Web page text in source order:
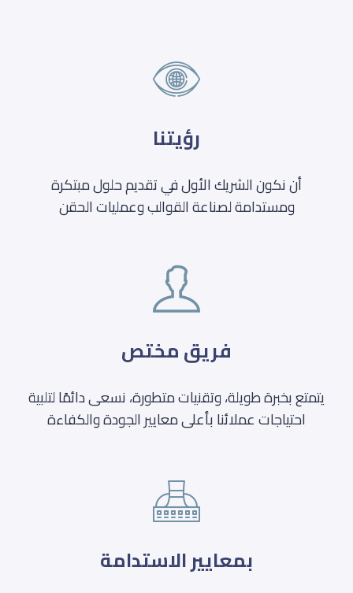
رؤيتنا
أن نكون الشريك الأول في تقديم حلول مبتكرة
ومستدامة لصناعة القوالب وعمليات الحقن
فريق مختص
يتمتع بخبرة طويلة، وتقنيات متطورة، نسعى دائمًا لتلبية
احتياجات عملائنا بأعلى معايير الجودة والكفاءة
بمعايير الاستدامة